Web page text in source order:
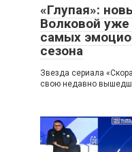
«Глупая»:
Волковой
самых
сезона
Звезда сериала
свою недавно